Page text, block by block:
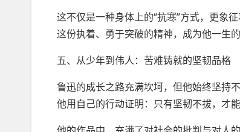
这不仅是一种身体上的“抗寒”方式，更象
这份执着、勇于突破的精神，成为他一生的
五、从少年到伟人：苦难铸就的坚韧品格
鲁迅的成长之路充满坎坷，但他始终坚持
他用自己的行动证明：只有坚韧不拔，才